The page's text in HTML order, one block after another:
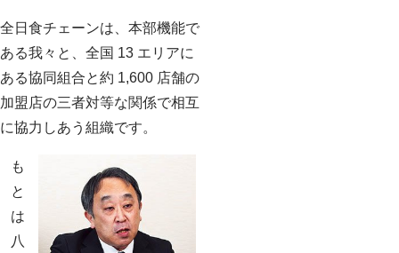
全日食チェーンは、本部機能で
ある我々と、全国 13 エリアに
ある協同組合と約 1,600 店舗の
加盟店の三者対等な関係で相互
に協力しあう組織です。
も
と
は
八